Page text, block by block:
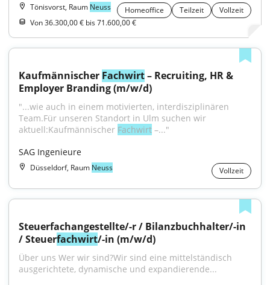
Tönisvorst, Raum Neuss Homeoffice Teilzeit
Vollzeit
Von 36.300,00 € bis 71.600,00 €
Kaufmännischer Fachwirt – Recruiting, HR &
Employer Branding (m/w/d)
"...wie auch in einem motivierten, interdisziplinären
Team.Für unseren Standort in Ulm suchen wir
aktuell:Kaufmännischer Fachwirt –..."
SAG Ingenieure
Düsseldorf, Raum Neuss Vollzeit
Steuer­fachangestellte/-r / Bilanz­buchhalter/-in
/ Steuer­fachwirt/-in (m/w/d)
Über uns Wer wir sind?Wir sind eine mittelständisch
ausgerichtete, dynamische und expandierende...